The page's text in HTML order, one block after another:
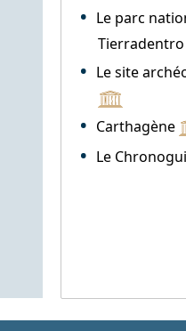
Le parc
Tierradentro
Le site
Carthagène
Le